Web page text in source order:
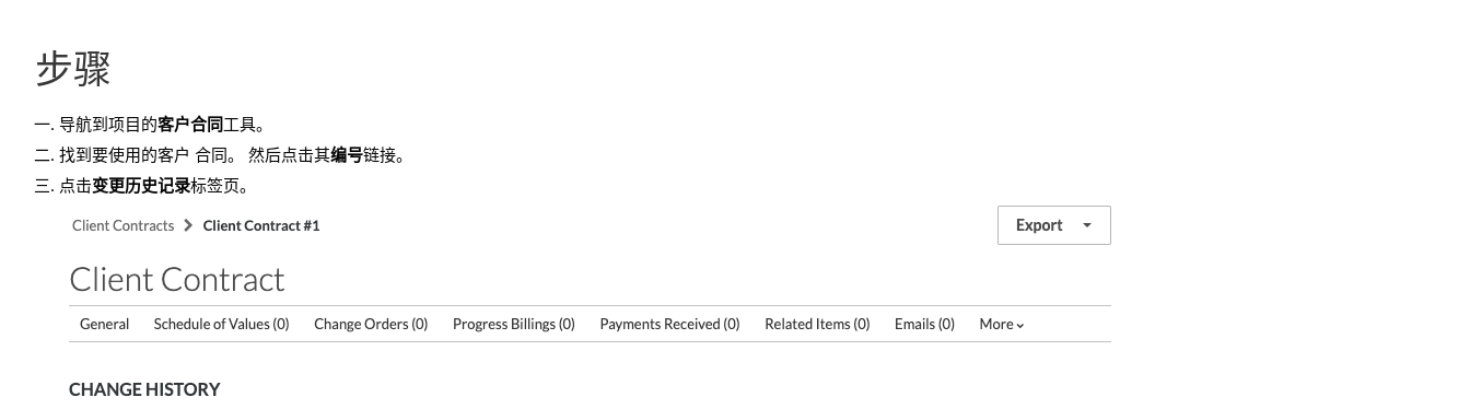
步骤
导航到项目的客户合同工具。
找到要使用的客户 合同。 然后点击其编号链接。
点击变更历史记录标签页。